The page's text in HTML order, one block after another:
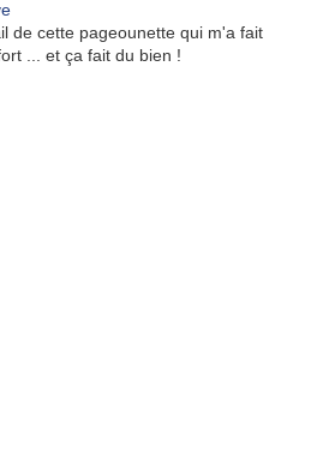
de cette pageounette qui m'a fait
... et ça fait du bien !